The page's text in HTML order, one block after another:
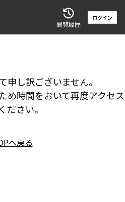
閲覧履歴
ログイン
申し訳ございません。
め時間をおいて再度アクセス
ださい。
へ戻る